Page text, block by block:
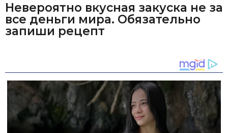
Невероятно вкусная закуска не за
все деньги мира. Обязательно
запиши рецепт